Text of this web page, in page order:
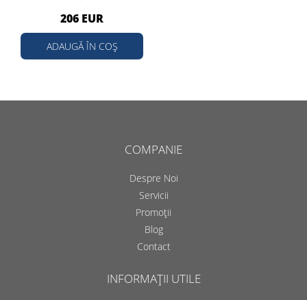
206 EUR
ADAUGĂ ÎN COȘ
COMPANIE
Despre Noi
Servicii
Promoții
Blog
Contact
INFORMAȚII UTILE